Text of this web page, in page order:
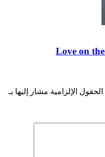
الحقول الإلزامية مشار إليها بـ